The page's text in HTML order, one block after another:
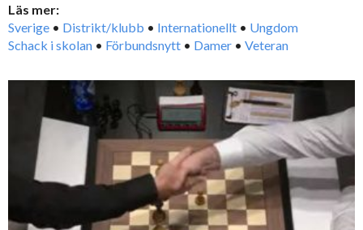
Läs mer:
Sverige • Distrikt/klubb • Internationellt • Ungdom
Schack i skolan • Förbundsnytt • Damer • Veteran